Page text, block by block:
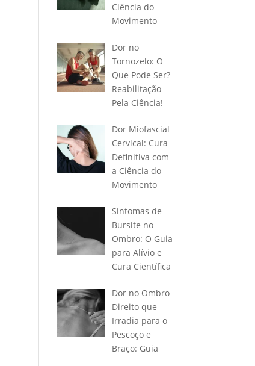
Ciência do
Movimento
Dor no
Tornozelo: O
Que Pode Ser?
Reabilitação
Pela Ciência!
Dor Miofascial
Cervical: Cura
Definitiva com
a Ciência do
Movimento
Sintomas de
Bursite no
Ombro: O Guia
para Alívio e
Cura Científica
Dor no Ombro
Direito que
Irradia para o
Pescoço e
Braço: Guia